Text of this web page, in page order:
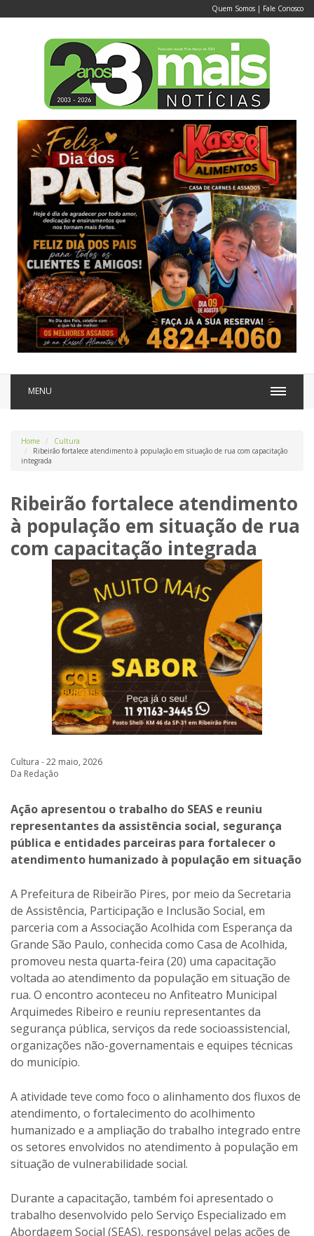
Quem Somos | Fale Conosco
MENU
Home
Cultura
Ribeirão fortalece atendimento à população em situação de rua com capacitação
integrada
Ribeirão fortalece atendimento
à população em situação de rua
com capacitação integrada
Cultura - 22 maio, 2026
Da Redação
Ação apresentou o trabalho do SEAS e reuniu
representantes da assistência social, segurança
pública e entidades parceiras para fortalecer o
atendimento humanizado à população em situação
A Prefeitura de Ribeirão Pires, por meio da Secretaria
de Assistência, Participação e Inclusão Social, em
parceria com a Associação Acolhida com Esperança da
Grande São Paulo, conhecida como Casa de Acolhida,
promoveu nesta quarta-feira (20) uma capacitação
voltada ao atendimento da população em situação de
rua. O encontro aconteceu no Anfiteatro Municipal
Arquimedes Ribeiro e reuniu representantes da
segurança pública, serviços da rede socioassistencial,
organizações não-governamentais e equipes técnicas
do município.
A atividade teve como foco o alinhamento dos fluxos de
atendimento, o fortalecimento do acolhimento
humanizado e a ampliação do trabalho integrado entre
os setores envolvidos no atendimento à população em
situação de vulnerabilidade social.
Durante a capacitação, também foi apresentado o
trabalho desenvolvido pelo Serviço Especializado em
Abordagem Social (SEAS), responsável pelas ações de